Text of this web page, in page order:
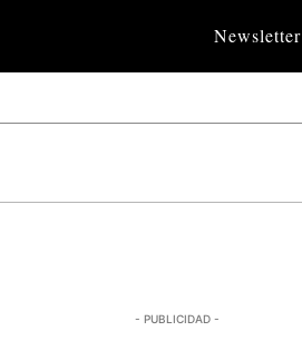
Newsletter
- PUBLICIDAD -